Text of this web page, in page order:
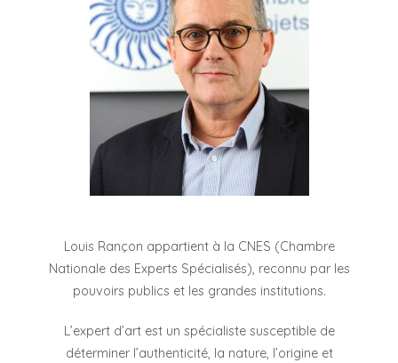
Louis Rançon appartient à la CNES (Chambre
Nationale des Experts Spécialisés), reconnu par les
pouvoirs publics et les grandes institutions.
L’expert d’art est un spécialiste susceptible de
déterminer l’authenticité, la nature, l’origine et